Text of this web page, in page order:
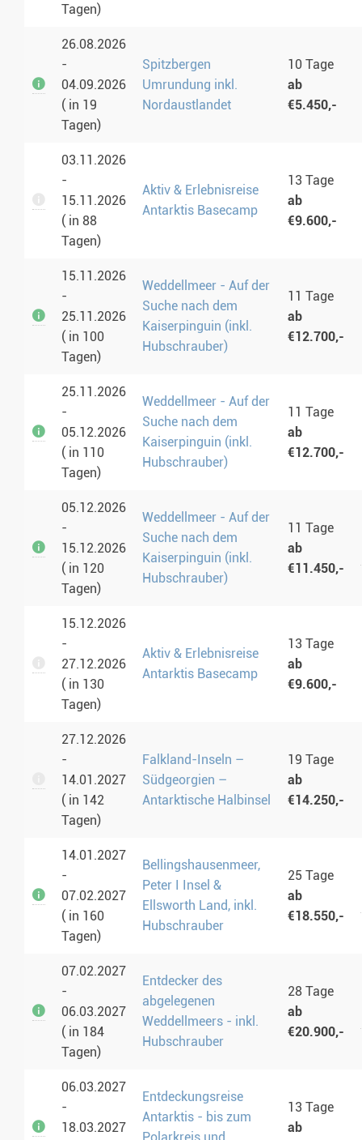
Tagen)
26.08.2026
-
04.09.2026
( in 19
Tagen)
Spitzbergen
Umrundung inkl.
Nordaustlandet
10 Tage
ab
€5.450,-
03.11.2026
-
15.11.2026
( in 88
Tagen)
Aktiv & Erlebnisreise
Antarktis Basecamp
13 Tage
ab
€9.600,-
15.11.2026
-
25.11.2026
( in 100
Tagen)
Weddellmeer - Auf der
Suche nach dem
Kaiserpinguin (inkl.
Hubschrauber)
11 Tage
ab
€12.700,-
25.11.2026
-
05.12.2026
( in 110
Tagen)
Weddellmeer - Auf der
Suche nach dem
Kaiserpinguin (inkl.
Hubschrauber)
11 Tage
ab
€12.700,-
05.12.2026
-
15.12.2026
( in 120
Tagen)
Weddellmeer - Auf der
Suche nach dem
Kaiserpinguin (inkl.
Hubschrauber)
11 Tage
ab
€11.450,-
15.12.2026
-
27.12.2026
( in 130
Tagen)
Aktiv & Erlebnisreise
Antarktis Basecamp
13 Tage
ab
€9.600,-
27.12.2026
-
14.01.2027
( in 142
Tagen)
Falkland-Inseln –
Südgeorgien –
Antarktische Halbinsel
19 Tage
ab
€14.250,-
14.01.2027
-
07.02.2027
( in 160
Tagen)
Bellingshausenmeer,
Peter I Insel &
Ellsworth Land, inkl.
Hubschrauber
25 Tage
ab
€18.550,-
07.02.2027
-
06.03.2027
( in 184
Tagen)
Entdecker des
abgelegenen
Weddellmeers - inkl.
Hubschrauber
28 Tage
ab
€20.900,-
06.03.2027
-
18.03.2027
Entdeckungsreise
Antarktis - bis zum
13 Tage
ab